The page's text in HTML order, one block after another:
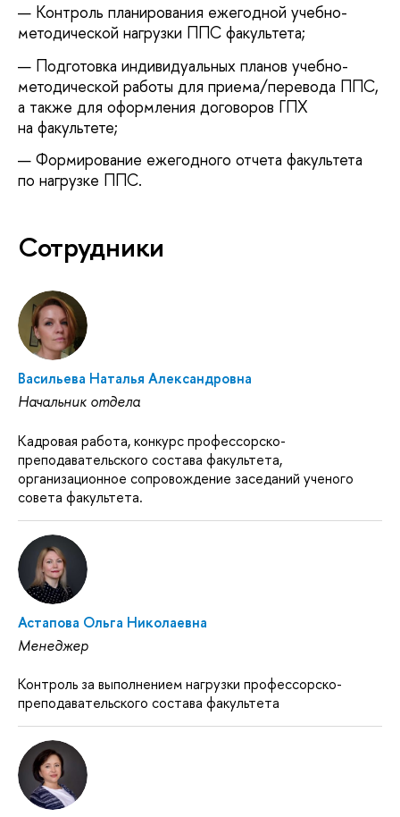
Контроль планирования ежегодной учебно-
методической нагрузки ППС факультета;
Подготовка индивидуальных планов учебно-
методической работы для приема/перевода ППС,
а также для оформления договоров ГПХ
на факультете;
Формирование ежегодного отчета факультета
по нагрузке ППС.
Сотрудники
Васильева Наталья Александровна
Начальник отдела
Кадровая работа, конкурс профессорско-
преподавательского состава факультета,
организационное сопровождение заседаний ученого
совета факультета.
Астапова Ольга Николаевна
Менеджер
Контроль за выполнением нагрузки профессорско-
преподавательского состава факультета